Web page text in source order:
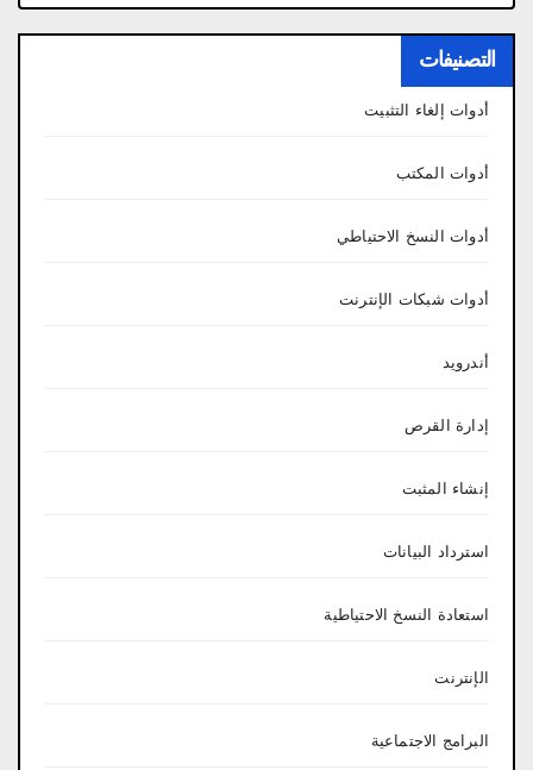
التصنيفات
أدوات إلغاء التثبيت
أدوات المكتب
أدوات النسخ الاحتياطي
أدوات شبكات الإنترنت
أندرويد
إدارة القرص
إنشاء المثبت
استرداد البيانات
استعادة النسخ الاحتياطية
الإنترنت
البرامج الاجتماعية